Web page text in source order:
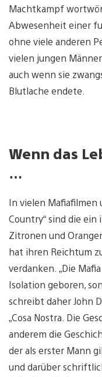
Machtkampf
Abwesenheit einer
ohne viele anderen
vielen jungen
auch wenn sie
Blutlache endete.
Wenn das
…
In vielen Mafiafilmen
Country“ sind die
Zitronen und
hat ihren Reichtum
verdanken. „Die
Isolation geboren,
schreibt daher John
„Cosa Nostra. Die
anderem die
der als erster Mann
und darüber